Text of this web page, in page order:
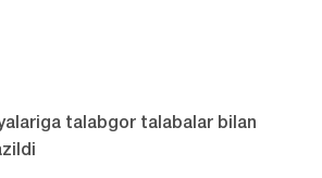
talabgor talabalar bilan